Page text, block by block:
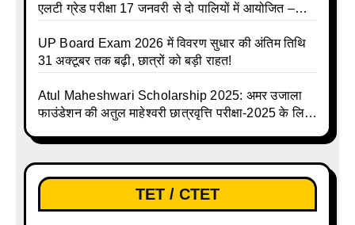
एलटी ग्रेड परीक्षा 17 जनवरी से दो पालियों में आयोजित –
UP Board Exam 2026 में विवरण सुधार की अंतिम तिथि
31 अक्टूबर तक बढ़ी, छात्रों को बड़ी राहत!
Atul Maheshwari Scholarship 2025: अमर उजाला
फाउंडेशन की अतुल माहेश्वरी छात्रवृत्ति परीक्षा-2025 के लिए
TET / CTET